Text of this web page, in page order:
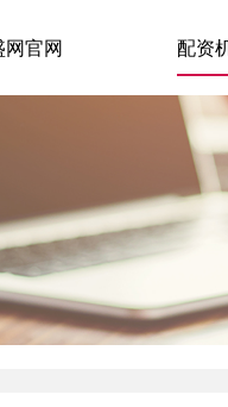
网官网 配资